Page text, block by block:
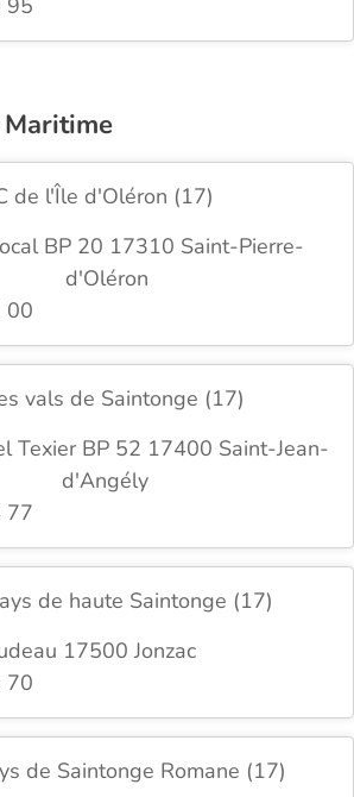
95
Maritime
de l'Île d'Oléron (17)
BP 20 17310 Saint-Pierre-
d'Oléron
00
vals de Saintonge (17)
Texier BP 52 17400 Saint-Jean-
d'Angély
77
de haute Saintonge (17)
17500 Jonzac
70
de Saintonge Romane (17)